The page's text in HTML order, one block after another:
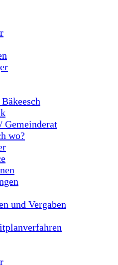
Gemeinderat
wo?
und Vergaben